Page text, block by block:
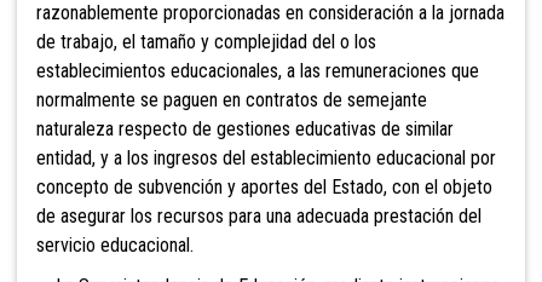
razonablemente proporcionadas en consideración a la jornada
de trabajo, el tamaño y complejidad del o los
establecimientos educacionales, a las remuneraciones que
normalmente se paguen en contratos de semejante
naturaleza respecto de gestiones educativas de similar
entidad, y a los ingresos del establecimiento educacional por
concepto de subvención y aportes del Estado, con el objeto
de asegurar los recursos para una adecuada prestación del
servicio educacional.